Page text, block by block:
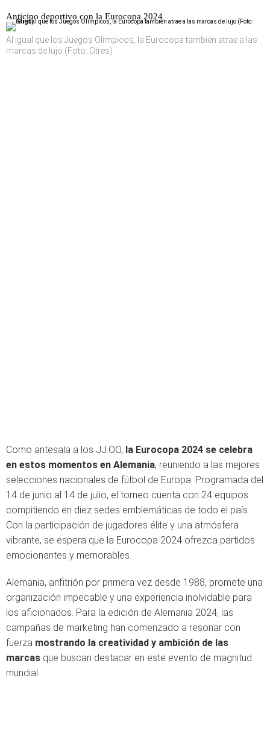
Anticipo deportivo con la Eurocopa 2024
Al igual que los Juegos Olímpicos, la Eurocopa también atrae a las
marcas de lujo (Foto: Gtres)
Como antesala a los JJ.OO, la Eurocopa 2024 se celebra
en estos momentos en Alemania, reuniendo a las mejores
selecciones nacionales de fútbol de Europa. Programada del
14 de junio al 14 de julio, el torneo cuenta con 24 equipos
compitiendo en diez sedes emblemáticas de todo el país.
Con la participación de jugadores élite y una atmósfera
vibrante, se espera que la Eurocopa 2024 ofrezca partidos
emocionantes y memorables.
Alemania, anfitrión por primera vez desde 1988, promete una
organización impecable y una experiencia inolvidable para
los aficionados. Para la edición de Alemania 2024, las
campañas de marketing han comenzado a resonar con
fuerza mostrando la creatividad y ambición de las
marcas que buscan destacar en este evento de magnitud
mundial.